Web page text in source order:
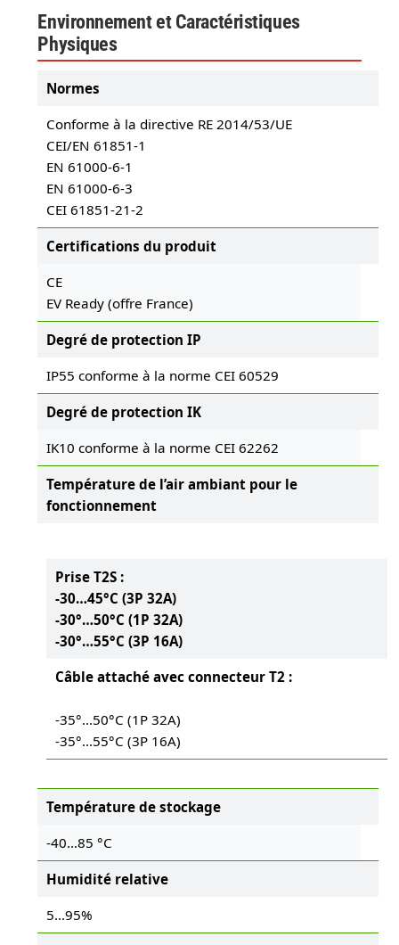
Environnement et Caractéristiques
Physiques
Normes
Conforme à la directive RE 2014/53/UE
CEI/EN 61851-1
EN 61000-6-1
EN 61000-6-3
CEI 61851-21-2
Certifications du produit
CE
EV Ready (offre France)
Degré de protection IP
IP55 conforme à la norme CEI 60529
Degré de protection IK
IK10 conforme à la norme CEI 62262
Température de l’air ambiant pour le
fonctionnement
Prise T2S :
-30…45°C (3P 32A)
-30°…50°C (1P 32A)
-30°…55°C (3P 16A)
Câble attaché avec connecteur T2 :
-35°…50°C (1P 32A)
-35°…55°C (3P 16A)
Température de stockage
-40…85 °C
Humidité relative
5…95%